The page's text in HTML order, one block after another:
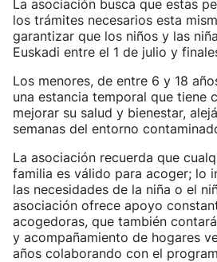
La asociación busca que estas
los trámites necesarios esta
garantizar que los niños y las
Euskadi entre el 1 de julio y
Los menores, de entre 6 y 18
una estancia temporal que tiene
mejorar su salud y bienestar,
semanas del entorno
La asociación recuerda que
familia es válido para acoger; lo
las necesidades de la niña o el
asociación ofrece apoyo
acogedoras, que también
y acompañamiento de hogares
años colaborando con el